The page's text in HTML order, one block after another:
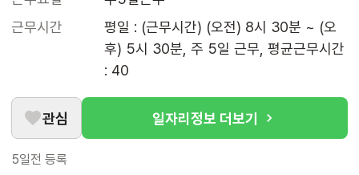
근무시간
평일 : (근무시간) (오전) 8시 30분 ~ (오
후) 5시 30분, 주 5일 근무, 평균근무시간
: 40
관심 일자리정보 더보기
5일전 등록